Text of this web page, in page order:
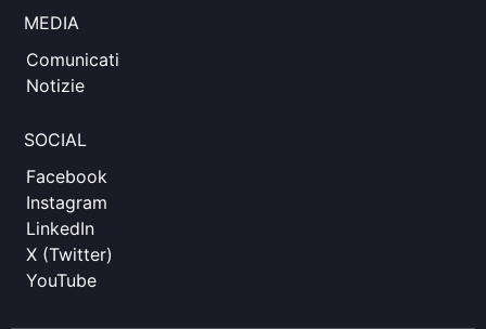
MEDIA
Comunicati
Notizie
SOCIAL
Facebook
Instagram
LinkedIn
X (Twitter)
YouTube